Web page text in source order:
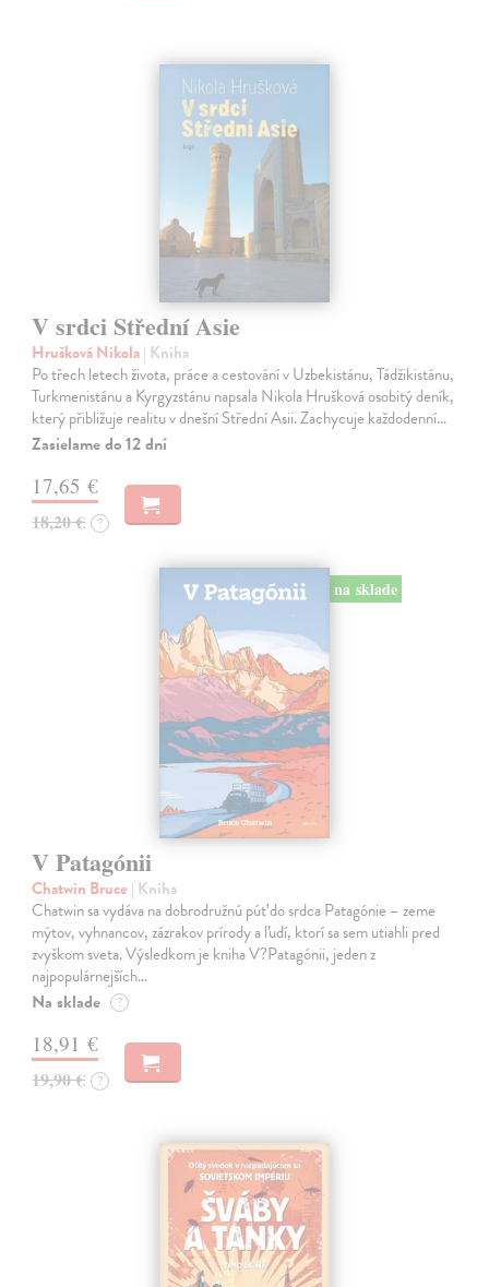
V srdci Střední Asie
Hrušková Nikola| Kniha
Po třech letech života, práce a cestování v Uzbekistánu, Tádžikistánu,
Turkmenistánu a Kyrgyzstánu napsala Nikola Hrušková osobitý deník,
který přibližuje realitu v dnešní Střední Asii. Zachycuje každodenní…
Zasielame do 12 dní
17,65 €
18,20 € ?
na sklade
V Patagónii
Chatwin Bruce | Kniha
Chatwin sa vydáva na dobrodružnú púť do srdca Patagónie – zeme
mýtov, vyhnancov, zázrakov prírody a ľudí, ktorí sa sem utiahli pred
zvyškom sveta. Výsledkom je kniha V?Patagónii, jeden z
najpopulárnejších…
Na sklade ?
18,91 €
19,90 € ?